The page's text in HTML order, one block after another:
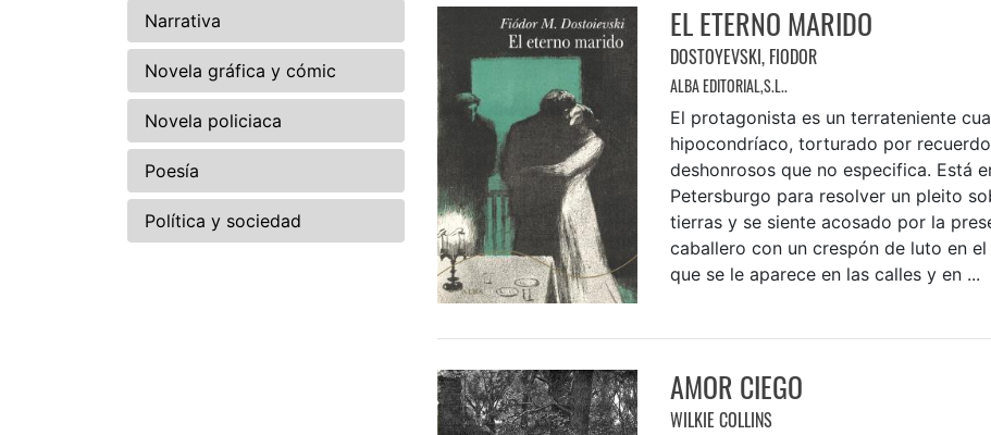
Narrativa
Novela gráfica y cómic
Novela policiaca
Poesía
Política y sociedad
EL ETERNO MARIDO
DOSTOYEVSKI, FIODOR
ALBA EDITORIAL,S.L..
El protagonista es un terrateniente
hipocondríaco, torturado por
deshonrosos que no especifica. Está
Petersburgo para resolver un pleito
tierras y se siente acosado por la
caballero con un crespón de luto en
que se le aparece en las calles y en ...
AMOR CIEGO
WILKIE COLLINS